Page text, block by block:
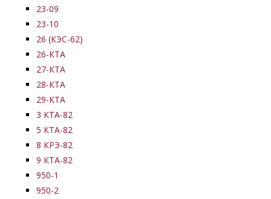
23-09
23-10
26 (КЭС-62)
26-КТА
27-КТА
28-КТА
29-КТА
3 КТА-82
5 КТА-82
8 КРЭ-82
9 КТА-82
950-1
950-2